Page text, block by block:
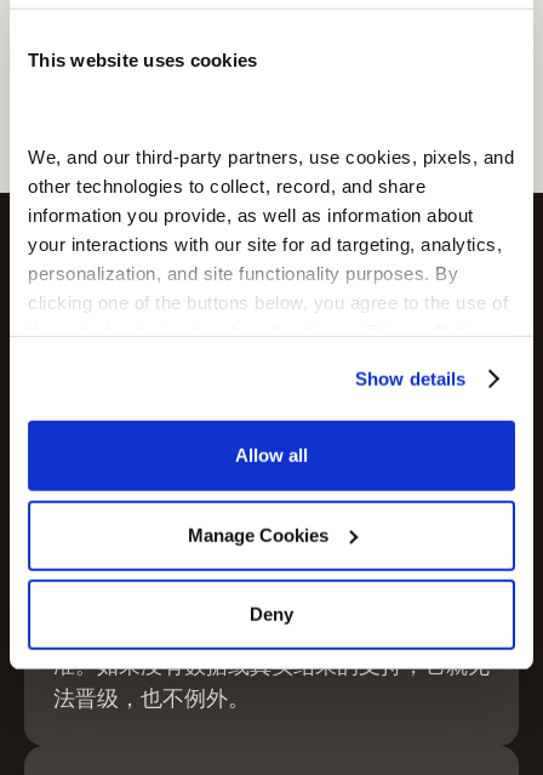
This website uses cookies
We, and our third-party partners, use cookies, pixels, and
other technologies to collect, record, and share
information you provide, as well as information about
your interactions with our site for ad targeting, analytics,
personalization, and site functionality purposes. By
clicking one of the buttons below, you agree to the use of
Show details
Allow all
Manage Cookies
Deny
我们相信，只要有正确的输入，人体就能做出非凡
我们的品牌
核心价值观
真相胜于趋势
我们关注科学，而不是炒作。我们的协议以证
据为基础，以结果为导向，建立在实际有效的
方法而不是趋势的基础上。我们仔细检查每种
准。如果没有数据或真实结果的支持，它就无
法晋级，也不例外。